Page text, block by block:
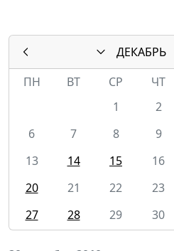
ДЕКАБРЬ
ПН
ВТ СР ЧТ
1
2
6
7 8 9
13
14 15 16
20
21 22 23
27
28 29 30